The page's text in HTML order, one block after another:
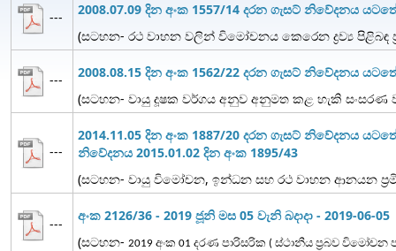
---
2008.07.09 දින අංක 1557/14 දරන ගැසට් නිවේදනය
(සටහන- රථ වාහන වලින් විමෝචනය කෙරෙන ද්‍රව්‍ය පිළිබඳ
---
2008.08.15 දින අංක 1562/22 දරන ගැසට් නිවේදනය
(සටහන- වායු දූෂක වර්ගය අනුව අනුමත කළ හැකි සංසරණ
---
2014.11.05 දින අංක 1887/20 දරන ගැසට් නිවේදනය
නිවේදනය 2015.01.02 දින අංක 1895/43
(සටහන- වායු විමෝචන, ඉන්ධන සහ රථ වාහන ආනයන
---
අංක 2126/36 - 2019 ජූනි මස 05 වැනි බදාදා - 2019-06-05
(සටහන- 2019 අංක 01 දරණ පාරිසරික ( ස්ථානීය ප්‍රබව